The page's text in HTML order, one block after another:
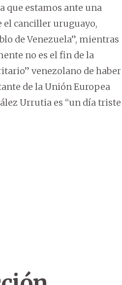
que estamos ante una
el canciller uruguayo,
de Venezuela”, mientras
no es el fin de la
venezolano de haber
de la Unión Europea
Urrutia es “un día triste